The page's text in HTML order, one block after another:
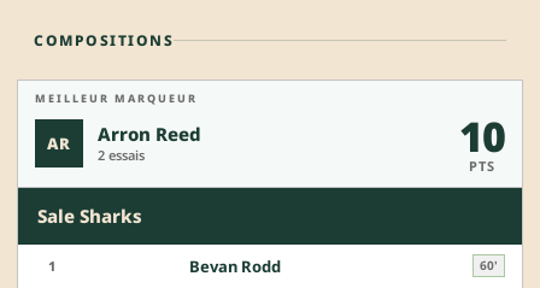
COMPOSITIONS
MEILLEUR MARQUEUR
AR Arron Reed
2 essais 10
PTS
Sale Sharks
1 Bevan Rodd 60'